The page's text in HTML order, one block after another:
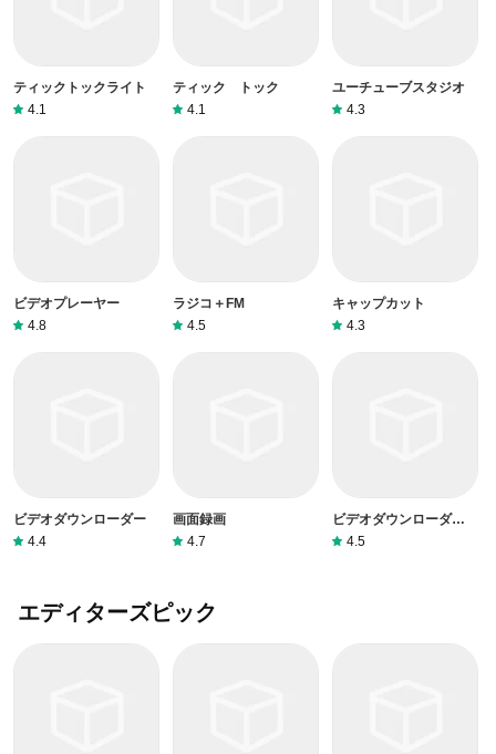
ティックトックライト
4.1
ティック トック
4.1
ユーチューブスタジオ
4.3
ビデオプレーヤー
4.8
ラジコ＋FM
4.5
キャップカット
4.3
ビデオダウンローダー
4.4
画面録画
4.7
ビデオダウンローダと
MP3音楽ダウンロード
4.5
エディターズピック